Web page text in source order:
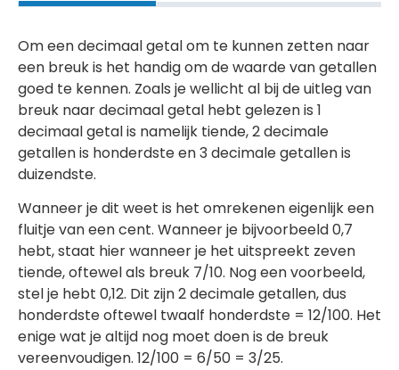
Om een decimaal getal om te kunnen zetten naar
een breuk is het handig om de waarde van getallen
goed te kennen. Zoals je wellicht al bij de uitleg van
breuk naar decimaal getal hebt gelezen is 1
decimaal getal is namelijk tiende, 2 decimale
getallen is honderdste en 3 decimale getallen is
duizendste.
Wanneer je dit weet is het omrekenen eigenlijk een
fluitje van een cent. Wanneer je bijvoorbeeld 0,7
hebt, staat hier wanneer je het uitspreekt zeven
tiende, oftewel als breuk 7/10. Nog een voorbeeld,
stel je hebt 0,12. Dit zijn 2 decimale getallen, dus
honderdste oftewel twaalf honderdste = 12/100. Het
enige wat je altijd nog moet doen is de breuk
vereenvoudigen. 12/100 = 6/50 = 3/25.